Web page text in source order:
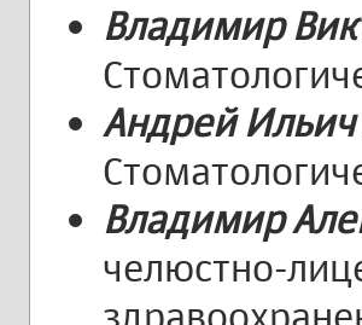
Владимир
Андрей
Владимир
челюстно-